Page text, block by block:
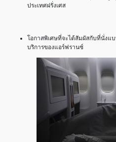
ประเทศฝรั่งเศส
โอกาสพิเศษที่จะได้สัมผัสกับที่นั่งแ
บริการของแอร์ฟรานซ์